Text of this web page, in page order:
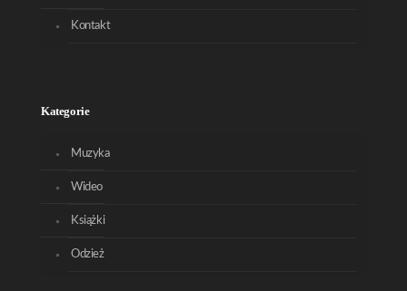
Kontakt
Kategorie
Muzyka
Wideo
Książki
Odzież